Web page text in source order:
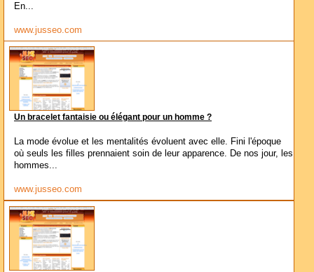
En...
www.jusseo.com
Un bracelet fantaisie ou élégant pour un homme ?
La mode évolue et les mentalités évoluent avec elle. Fini l'époque
où seuls les filles prennaient soin de leur apparence. De nos jour, les
hommes...
www.jusseo.com